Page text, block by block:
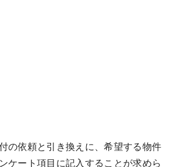
の依頼と引き換えに、希望する物件
ケート項目に記入することが求めら